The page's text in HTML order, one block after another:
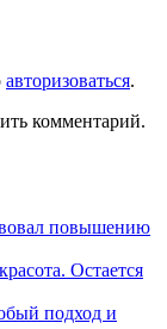
авторизоваться.
комментарий.
повышению
Остается
подход и